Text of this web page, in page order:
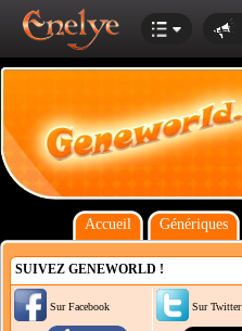
Accueil Génériques
SUIVEZ GENEWORLD !
Sur Facebook Sur Twitter